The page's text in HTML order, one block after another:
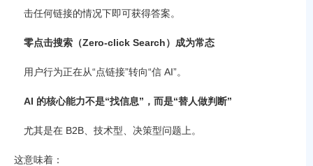
击任何链接的情况下即可获得答案。
零点击搜索（Zero-click Search）成为常态
用户行为正在从“点链接”转向“信 AI”。
AI 的核心能力不是“找信息”，而是“替人做判断”
尤其是在 B2B、技术型、决策型问题上。
这意味着：